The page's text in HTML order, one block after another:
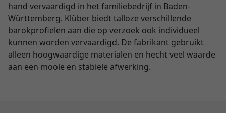
hand vervaardigd in het familiebedrijf in Baden-
Württemberg. Klüber biedt talloze verschillende
barokprofielen aan die op verzoek ook individueel
kunnen worden vervaardigd. De fabrikant gebruikt
alleen hoogwaardige materialen en hecht veel waarde
aan een mooie en stabiele afwerking.